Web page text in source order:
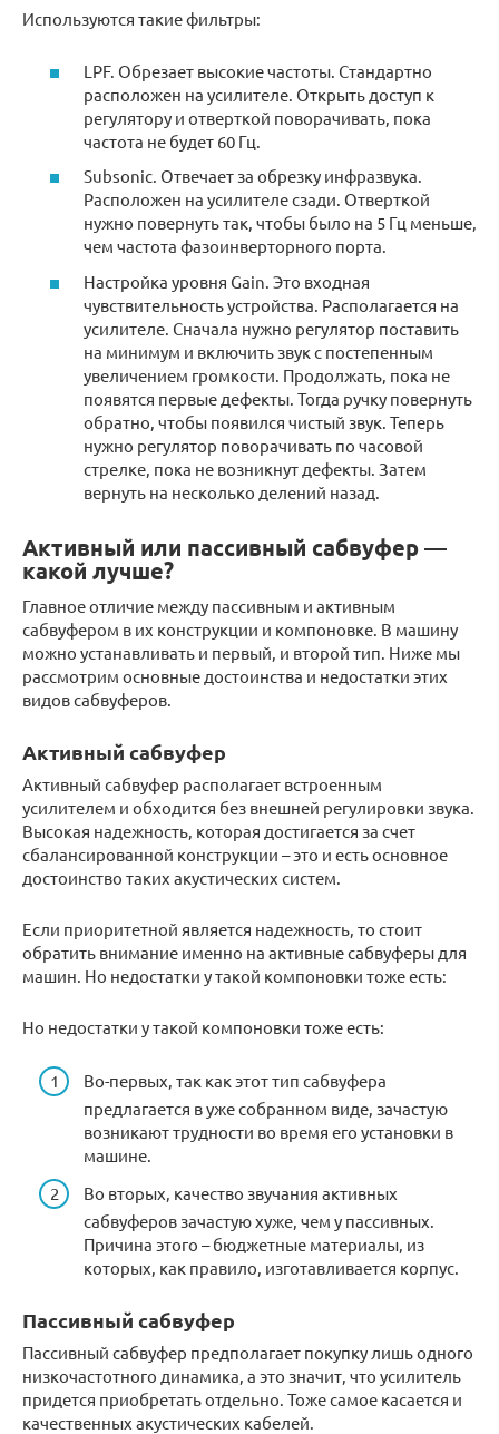
Используются такие фильтры:
LPF. Обрезает высокие частоты. Стандартно
расположен на усилителе. Открыть доступ к
регулятору и отверткой поворачивать, пока
частота не будет 60 Гц.
Subsonic. Отвечает за обрезку инфразвука.
Расположен на усилителе сзади. Отверткой
нужно повернуть так, чтобы было на 5 Гц меньше,
чем частота фазоинверторного порта.
Настройка уровня Gain. Это входная
чувствительность устройства. Располагается на
усилителе. Сначала нужно регулятор поставить
на минимум и включить звук с постепенным
увеличением громкости. Продолжать, пока не
появятся первые дефекты. Тогда ручку повернуть
обратно, чтобы появился чистый звук. Теперь
нужно регулятор поворачивать по часовой
стрелке, пока не возникнут дефекты. Затем
вернуть на несколько делений назад.
Активный или пассивный сабвуфер —
какой лучше?
Главное отличие между пассивным и активным
сабвуфером в их конструкции и компоновке. В машину
можно устанавливать и первый, и второй тип. Ниже мы
рассмотрим основные достоинства и недостатки этих
видов сабвуферов.
Активный сабвуфер
Активный сабвуфер располагает встроенным
усилителем и обходится без внешней регулировки звука.
Высокая надежность, которая достигается за счет
сбалансированной конструкции – это и есть основное
достоинство таких акустических систем.
Если приоритетной является надежность, то стоит
обратить внимание именно на активные сабвуферы для
машин. Но недостатки у такой компоновки тоже есть:
Но недостатки у такой компоновки тоже есть:
Во-первых, так как этот тип сабвуфера
предлагается в уже собранном виде, зачастую
возникают трудности во время его установки в
машине.
Во вторых, качество звучания активных
сабвуферов зачастую хуже, чем у пассивных.
Причина этого – бюджетные материалы, из
которых, как правило, изготавливается корпус.
Пассивный сабвуфер
Пассивный сабвуфер предполагает покупку лишь одного
низкочастотного динамика, а это значит, что усилитель
придется приобретать отдельно. Тоже самое касается и
качественных акустических кабелей.